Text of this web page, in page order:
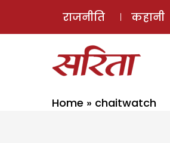
राजनीति कहानी
Home » chaitwatch